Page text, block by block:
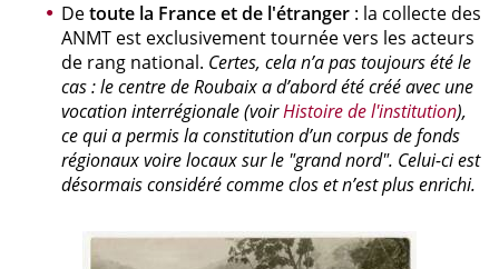
Detoute la France et de l'étranger : la collecte des
ANMT est exclusivement tournée vers les acteurs
de rang national. Certes, cela n’a pas toujours été le
cas : le centre de Roubaix a d’abord été créé avec une
vocation interrégionale (voirHistoire de l'institution),
ce qui a permis la constitution d’un corpus de fonds
régionaux voire locaux sur le "grand nord". Celui-ci est
désormais considéré comme clos et n’est plus enrichi.